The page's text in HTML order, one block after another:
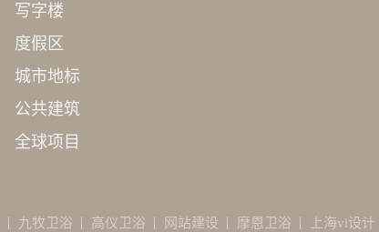
写字楼
度假区
城市地标
公共建筑
全球项目
九牧卫浴 高仪卫浴 网站建设 摩恩卫浴 上海vi设计